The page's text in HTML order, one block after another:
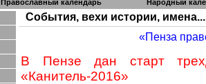
Православный календарь Народный
События, вехи истории, имена...
«Пенза
В Пензе дан старт
«Канитель-2016»